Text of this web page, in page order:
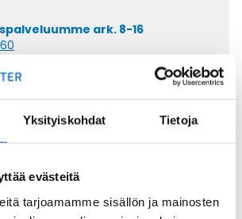
Yksityiskohdat Tietoja
evästeitä
tarjoamamme sisällön ja mainosten
ark. 8-16